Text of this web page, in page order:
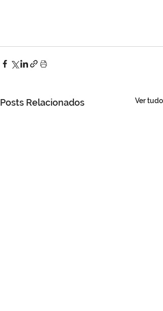
Posts Relacionados Ver tudo